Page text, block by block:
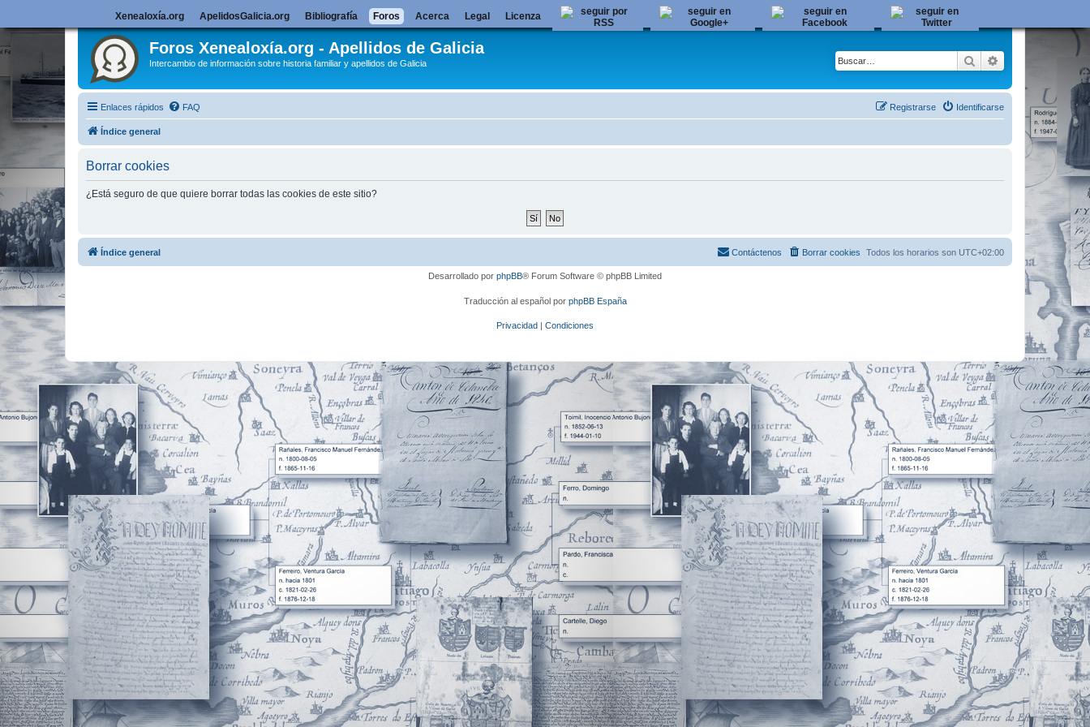
Foros Xenealoxía.org - Apellidos de Galicia
Intercambio de información sobre historia familiar y apellidos de Galicia Buscar Búsqueda
Enlaces rápidos FAQ Identificarse
Registrarse
Índice general
Borrar cookies
¿Está seguro de que quiere borrar todas las cookies de este sitio?
Xenealoxía.org ApelidosGalicia.org Bibliografía Foros Acerca Legal Licenza
Índice general Todos los horarios son UTC+02:00
Borrar cookies
Contáctenos
Desarrollado por phpBB® Forum Software © phpBB Limited
Traducción al español por phpBB España
Privacidad | Condiciones